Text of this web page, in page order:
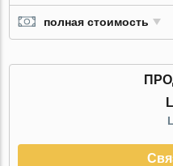
полная стоимость